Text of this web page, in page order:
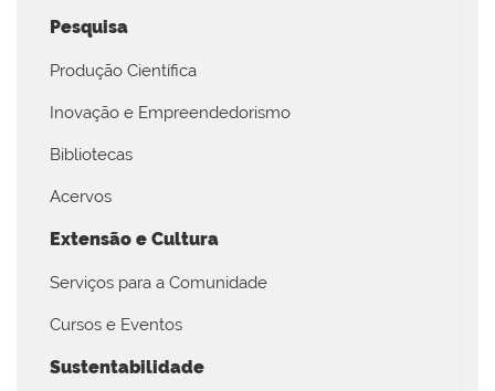
Pesquisa
Produção Científica
Inovação e Empreendedorismo
Bibliotecas
Acervos
Extensão e Cultura
Serviços para a Comunidade
Cursos e Eventos
Sustentabilidade